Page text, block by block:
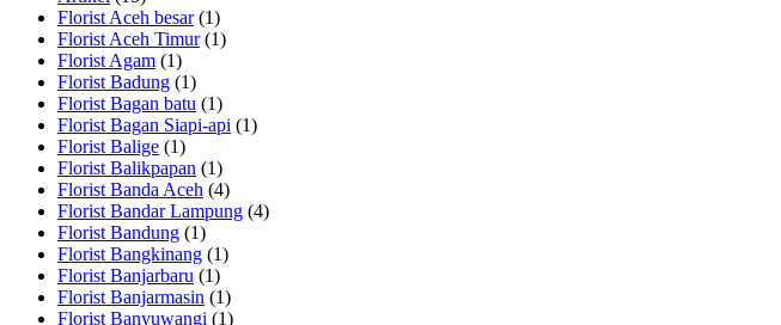
Florist Aceh besar(1)
Florist Aceh Timur(1)
Florist Agam (1)
Florist Badung (1)
Florist Bagan batu (1)
Florist Bagan Siapi-api (1)
Florist Balige (1)
Florist Balikpapan (1)
Florist Banda Aceh (4)
Florist Bandar Lampung (4)
Florist Bandung (1)
Florist Bangkinang (1)
Florist Banjarbaru (1)
Florist Banjarmasin (1)
Florist Banyuwangi (1)